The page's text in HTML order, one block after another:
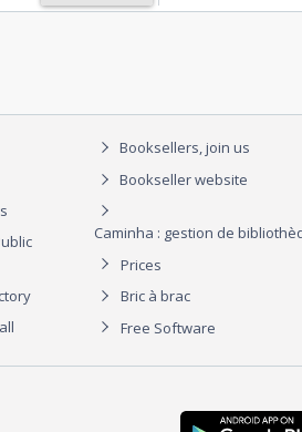
Booksellers, join us
Bookseller website
Caminha : gestion de
Prices
Bric à brac
Free Software